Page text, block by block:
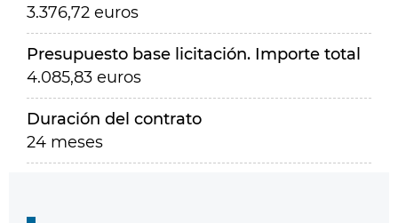
3.376,72 euros
Presupuesto base licitación. Importe total
4.085,83 euros
Duración del contrato
24 meses